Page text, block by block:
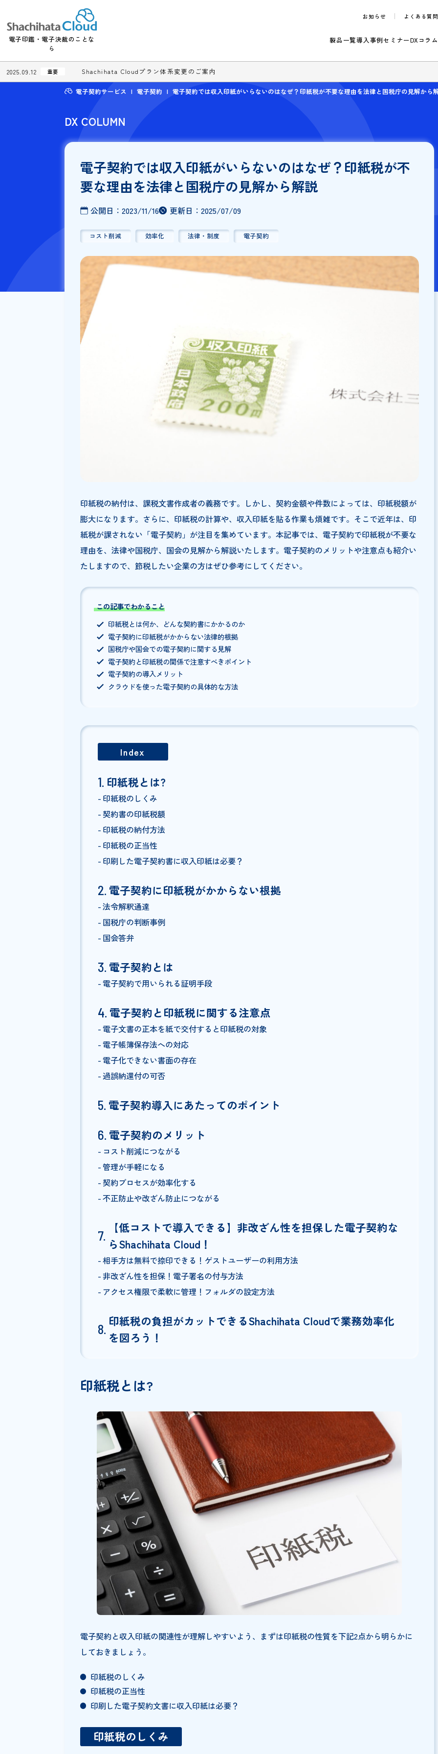
電子印鑑・電子決裁のことな
ら
お知らせ
製品一覧 導入事例 セ
2025.09.12 Shachihata Cloudプラン体系変更のご案内
DX COLUMN
電子契約では収入印紙がいらないのはなぜ？印紙税
要な理由を法律と国税庁の見解から解説
公開日： 2023/11/16 更新日：2025/07/09
コスト削減
印紙税の納付は、課税文書作成者の義務です。しかし、契約金額や件数によっては、印紙
紙税が課されない「電子契約」が注目を集めています。本記事では、電子契約で印紙税が
理由を、法律や国税庁、国会の見解から解説いたします。電子契約のメリットや注意点も
たしますので、節税したい企業の方はぜひ参考にしてください。
この記事でわかること
印紙税とは何か、どんな契約書にかかるのか
電子契約の導入メリット
クラウドを使った電子契約の具体的な方法
Index
印紙税とは?
印紙税のしくみ
契約書の印紙税額
印紙税の納付方法
印紙税の正当性
電子契約に印紙税がかからない根拠
法令解釈通達
国税庁の判断事例
国会答弁
電子契約とは
電子文書の正本を紙で交付すると印紙税の対象
電子化できない書面の存在
過誤納還付の可否
電子契約導入にあたってのポイント
電子契約のメリット
コスト削減につながる
管理が手軽になる
契約プロセスが効率化する
不正防止や改ざん防止につながる
らShachihata Cloud！
非改ざん性を担保！電子署名の付与方法
アクセス権限で柔軟に管理！フォルダの設定方法
印紙税の負担がカットできるShachihata Cloudで業務効率化
を図ろう！
印紙税とは?